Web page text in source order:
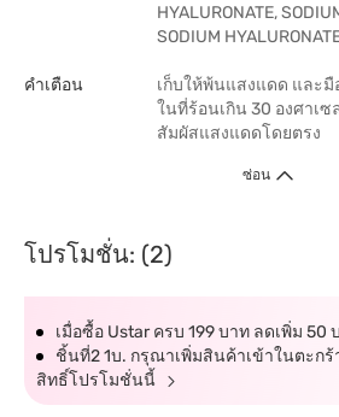
HYALURONATE,
SODIUM
คำเตือน
เก็บให้พ้นแสงแดด และมื
ในที่ร้อนเกิน 30 องศาเ
สัมผัสแสงแดดโดยตรง
ซ่อน
โปรโมชั่น: (2)
เมื่อซื้อ Ustar ครบ 199 บาท ลดเพิ่ม 50
ชิ้นที่2 1บ. กรุณาเพิ่มสินค้าเข้าในตะกร้
สิทธิ์โปรโมชั่นนี้